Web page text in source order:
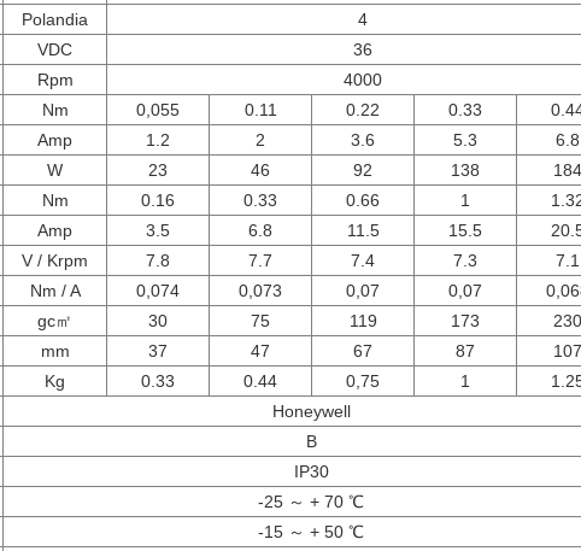
Polandia
4
VDC
36
Rpm
4000
Nm 0,055 0.11 0.22 0.33
Amp 1.2 2 3.6 5.3
6.8
W 23 46 92 138
184
Nm 0.16 0.33 0.66 1
Amp 3.5 6.8 11.5 15.5
V / Krpm 7.8 7.7 7.4 7.3
7.1
Nm / A 0,074 0,073 0,07 0,07
gc㎡ 30 75 119 173
230
mm 37 47 67 87
107
Kg 0.33 0.44 0,75 1
Honeywell
B
IP30
-25 ～ + 70 ℃
-15 ～ + 50 ℃